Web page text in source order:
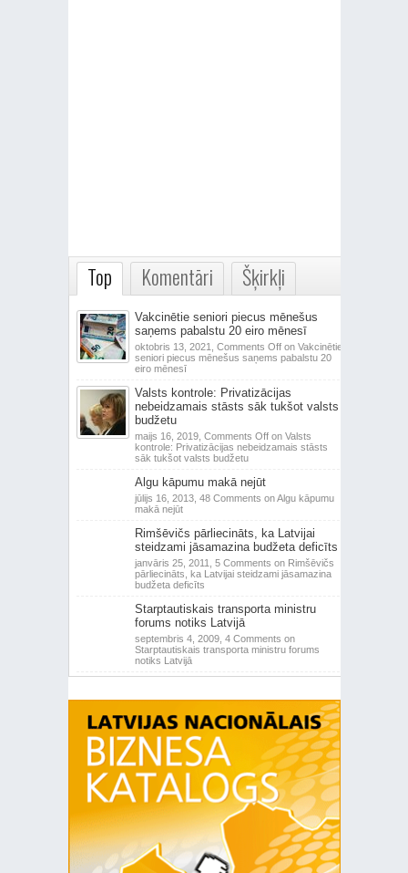
Top Komentāri Šķirkļi
Vakcinētie seniori piecus mēnešus
saņems pabalstu 20 eiro mēnesī
oktobris 13, 2021, Comments Offon Vakcinētie
seniori piecus mēnešus saņems pabalstu 20
eiro mēnesī
Valsts kontrole: Privatizācijas
nebeidzamais stāsts sāk tukšot valsts
budžetu
maijs 16, 2019, Comments Offon Valsts
kontrole: Privatizācijas nebeidzamais stāsts
sāk tukšot valsts budžetu
Algu kāpumu makā nejūt
jūlijs 16, 2013, 48 Comments on Algu kāpumu
makā nejūt
Rimšēvičs pārliecināts, ka Latvijai
steidzami jāsamazina budžeta deficīts
janvāris 25, 2011, 5 Comments on Rimšēvičs
pārliecināts, ka Latvijai steidzami jāsamazina
budžeta deficīts
Starptautiskais transporta ministru
forums notiks Latvijā
septembris 4, 2009, 4 Comments on
Starptautiskais transporta ministru forums
notiks Latvijā